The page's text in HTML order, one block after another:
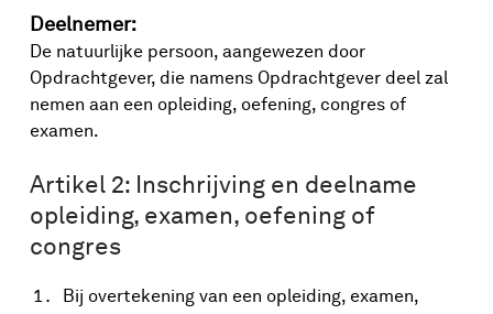
Deelnemer:
De natuurlijke persoon, aangewezen door
Opdrachtgever, die namens Opdrachtgever deel zal
nemen aan een opleiding, oefening, congres of
examen.
Artikel 2: Inschrijving en deelname
opleiding, examen, oefening of
congres
Bij overtekening van een opleiding, examen,